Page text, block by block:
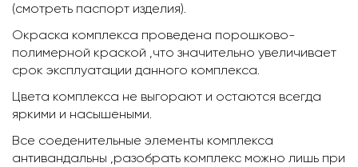
(смотреть паспорт изделия).
Окраска комплекса проведена порошково-
полимерной краской ,что значительно увеличивает
срок эксплуатации данного комплекса.
Цвета комплекса не выгорают и остаются всегда
яркими и насышеными.
Все соеденительные элементы комплекса
антивандальны ,разобрать комплекс можно лишь при